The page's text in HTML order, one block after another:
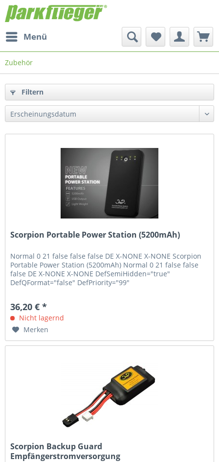
Menü
Zubehör
Filtern
Scorpion Portable Power Station (5200mAh)
Normal 0 21 false false false DE X-NONE X-NONE Scorpion
Portable Power Station (5200mAh) Normal 0 21 false false
false DE X-NONE X-NONE DefSemiHidden="true"
DefQFormat="false" DefPriority="99"
36,20 € *
Nicht lagernd
Merken
Scorpion Backup Guard
Empfängerstromversorgung